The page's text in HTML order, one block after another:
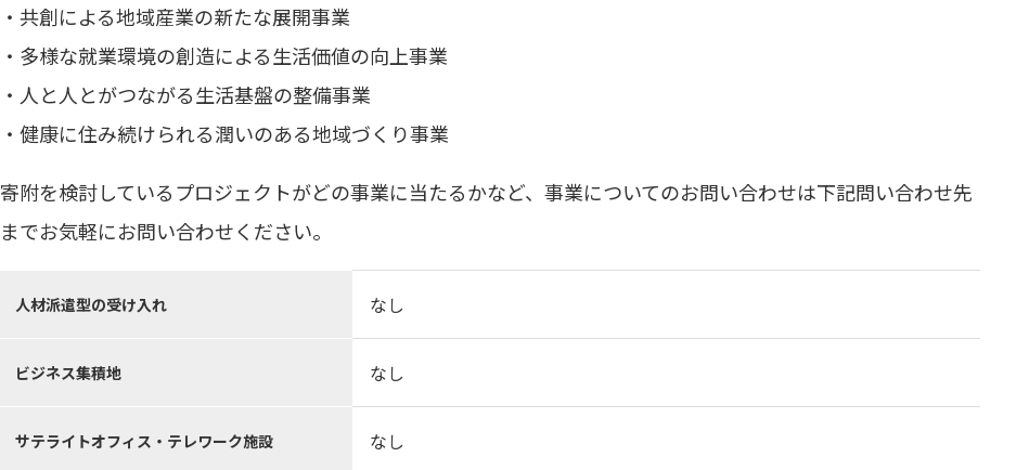
・共創による地域産業の新たな展開事業
・多様な就業環境の創造による生活価値の向上事業
・人と人とがつながる生活基盤の整備事業
・健康に住み続けられる潤いのある地域づくり事業
寄附を検討しているプロジェクトがどの事業に当たるかなど、事業についてのお問い合わせは下記問い合わせ先
までお気軽にお問い合わせください。
人材派遣型の受け入れ なし
ビジネス集積地 なし
サテライトオフィス・テレワーク施設 なし